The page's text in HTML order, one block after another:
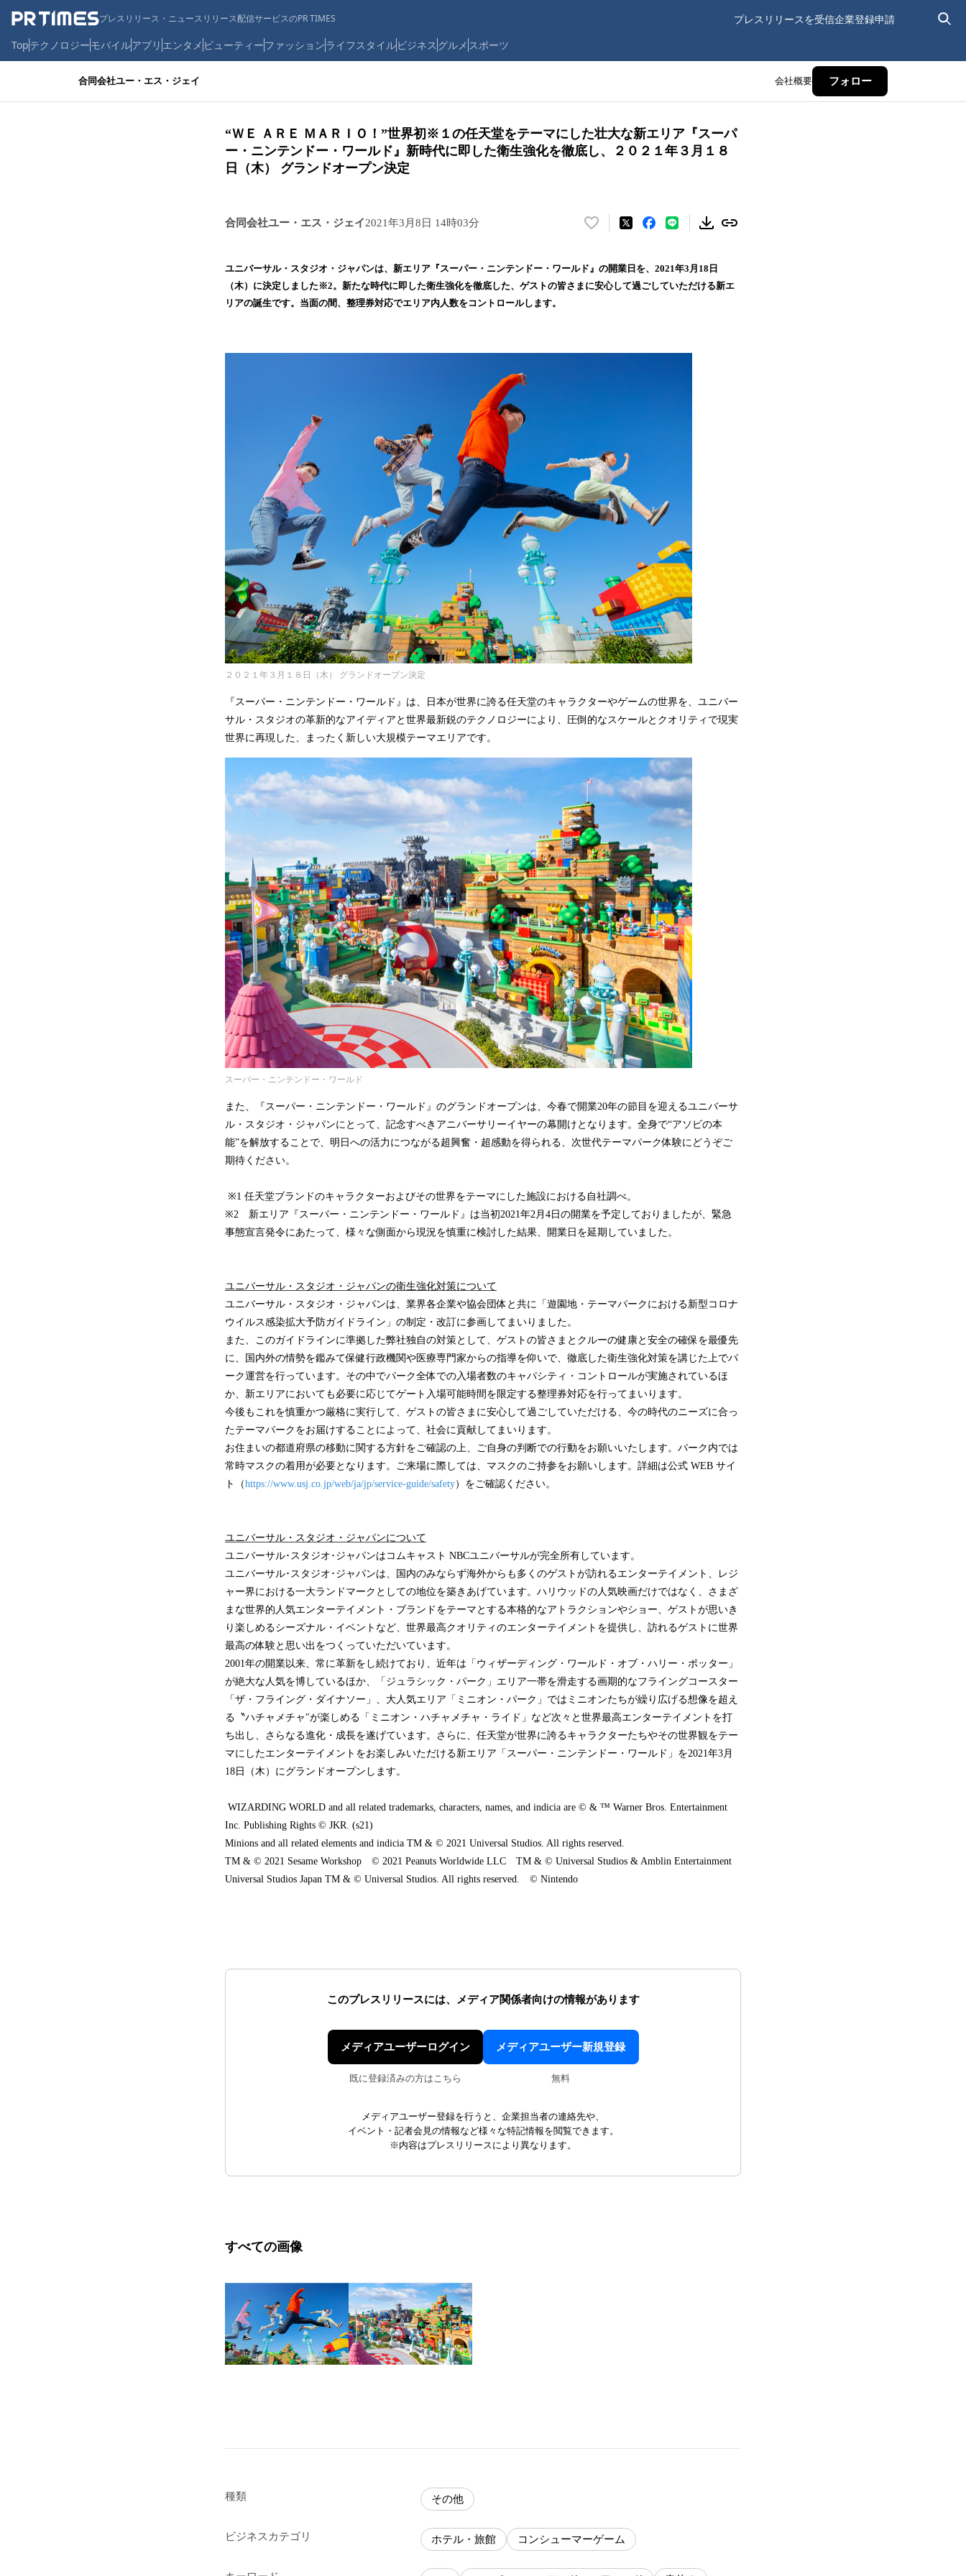
プレスリリース・ニュースリリース配信サービスのPR TIMES プレスリリースを受信企業登録申請
Topテクノロジーモバイルアプリ エンタメ ビューティーファッションライフスタイルビジネス グルメ スポーツ
合同会社ユー・エス・ジェイ 会社概要 フォロー
“ＷＥ ＡＲＥ ＭＡＲＩＯ！”世界初※１の任天堂をテーマにした壮大な新エリア『スーパ
ー・ニンテンドー・ワールド』新時代に即した衛生強化を徹底し、２０２１年３月１８
日（木） グランドオープン決定
合同会社ユー・エス・ジェイ2021年3月8日 14時03分
い
！
数
込
ユニバーサル・スタジオ・ジャパンは、新エリア『スーパー・ニンテンドー・ワールド』の開業日を、2021年3月18日
（木）に決定しました※2。新たな時代に即した衛生強化を徹底した、ゲストの皆さまに安心して過ごしていただける新エ
リアの誕生です。当面の間、整理券対応でエリア内人数をコントロールします。
２０２１年３月１８日（木） グランドオープン決定
『スーパー・ニンテンドー・ワールド』は、日本が世界に誇る任天堂のキャラクターやゲームの世界を、ユニバー
サル・スタジオの革新的なアイディアと世界最新鋭のテクノロジーにより、圧倒的なスケールとクオリティで現実
世界に再現した、まったく新しい大規模テーマエリアです。
スーパー・ニンテンドー・ワールド
また、『スーパー・ニンテンドー・ワールド』のグランドオープンは、今春で開業20年の節目を迎えるユニバーサ
ル・スタジオ・ジャパンにとって、記念すべきアニバーサリーイヤーの幕開けとなります。全身で“アソビの本
能”を解放することで、明日への活力につながる超興奮・超感動を得られる、次世代テーマパーク体験にどうぞご
期待ください。
※1 任天堂ブランドのキャラクターおよびその世界をテーマにした施設における自社調べ。
※2 新エリア『スーパー・ニンテンドー・ワールド』は当初2021年2月4日の開業を予定しておりましたが、緊急
事態宣言発令にあたって、様々な側面から現況を慎重に検討した結果、開業日を延期していました。
ユニバーサル・スタジオ・ジャパンの衛生強化対策について
ユニバーサル・スタジオ・ジャパンは、業界各企業や協会団体と共に「遊園地・テーマパークにおける新型コロナ
ウイルス感染拡大予防ガイドライン」の制定・改訂に参画してまいりました。
また、このガイドラインに準拠した弊社独自の対策として、ゲストの皆さまとクルーの健康と安全の確保を最優先
に、国内外の情勢を鑑みて保健行政機関や医療専門家からの指導を仰いで、徹底した衛生強化対策を講じた上でパ
ーク運営を行っています。その中でパーク全体での入場者数のキャパシティ・コントロールが実施されているほ
か、新エリアにおいても必要に応じてゲート入場可能時間を限定する整理券対応を行ってまいります。
今後もこれを慎重かつ厳格に実行して、ゲストの皆さまに安心して過ごしていただける、今の時代のニーズに合っ
たテーマパークをお届けすることによって、社会に貢献してまいります。
お住まいの都道府県の移動に関する方針をご確認の上、ご自身の判断での行動をお願いいたします。パーク内では
常時マスクの着用が必要となります。ご来場に際しては、マスクのご持参をお願いします。詳細は公式 WEB サイ
ト（https://www.usj.co.jp/web/ja/jp/service-guide/safety）をご確認ください。
ユニバーサル・スタジオ・ジャパンについて
ユニバーサル･スタジオ･ジャパンはコムキャスト NBCユニバーサルが完全所有しています。
ユニバーサル･スタジオ･ジャパンは、国内のみならず海外からも多くのゲストが訪れるエンターテイメント、レジ
ャー界における一大ランドマークとしての地位を築きあげています。ハリウッドの人気映画だけではなく、さまざ
まな世界的人気エンターテイメント・ブランドをテーマとする本格的なアトラクションやショー、ゲストが思いき
り楽しめるシーズナル・イベントなど、世界最高クオリティのエンターテイメントを提供し、訪れるゲストに世界
最高の体験と思い出をつくっていただいています。
2001年の開業以来、常に革新をし続けており、近年は「ウィザーディング・ワールド・オブ・ハリー・ポッター」
が絶大な人気を博しているほか、「ジュラシック・パーク」エリア一帯を滑走する画期的なフライングコースター
「ザ・フライング・ダイナソー」、大人気エリア「ミニオン・パーク」ではミニオンたちが繰り広げる想像を超え
る〝ハチャメチャ″が楽しめる「ミニオン・ハチャメチャ・ライド」など次々と世界最高エンターテイメントを打
ち出し、さらなる進化・成長を遂げています。さらに、任天堂が世界に誇るキャラクターたちやその世界観をテー
マにしたエンターテイメントをお楽しみいただける新エリア「スーパー・ニンテンドー・ワールド」を2021年3月
18日（木）にグランドオープンします。
WIZARDING WORLD and all related trademarks, characters, names, and indicia are © & ™ Warner Bros. Entertainment
Inc. Publishing Rights © JKR. (s21)
Minions and all related elements and indicia TM & © 2021 Universal Studios. All rights reserved.
TM & © 2021 Sesame Workshop © 2021 Peanuts Worldwide LLC TM & © Universal Studios & Amblin Entertainment
Universal Studios Japan TM & © Universal Studios. All rights reserved. © Nintendo
このプレスリリースには、 メディア関係者向けの情報があります
メディアユーザーログイン
既に登録済みの方はこちら
メディアユーザー新規登録
無料
メディアユーザー登録を行うと、企業担当者の連絡先や、
イベント・記者会見の情報など様々な特記情報を閲覧できます。
※内容はプレスリリースにより異なります。
すべての画像
種類 その他
ビジネスカテゴリ ホテル・旅館 コンシューマーゲーム